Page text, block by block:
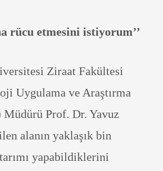
rücu etmesini istiyorum’’
Ziraat Fakültesi
Uygulama ve Araştırma
Prof. Dr. Yavuz
alanın yaklaşık bin
yapabildiklerini